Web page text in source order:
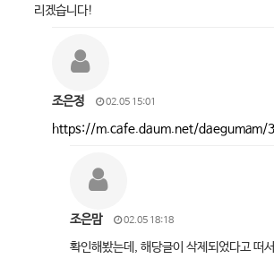
리겠습니다!
조은정 02.05 15:01
https://m.cafe.daum.net/daegumam/
조은맘 02.05 18:18
확인해봤는데, 해당글이 삭제되었다고 떠